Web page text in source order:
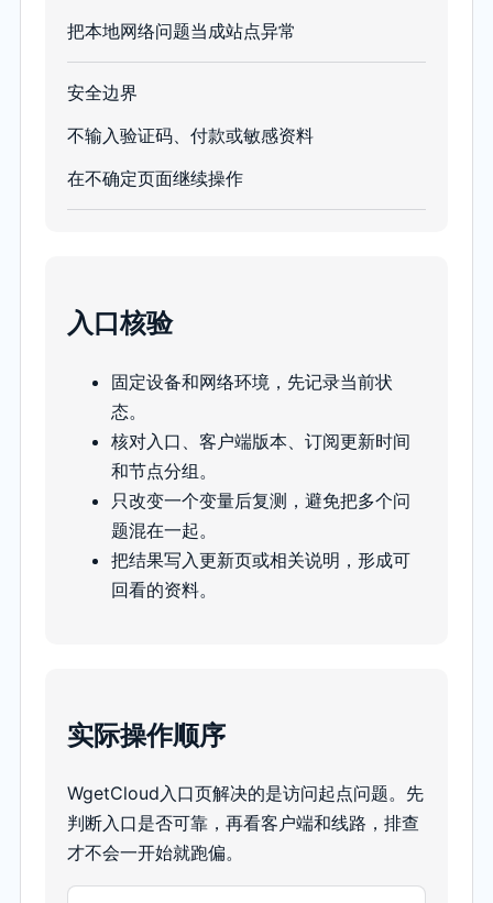
把本地网络问题当成站点异常
安全边界
不输入验证码、付款或敏感资料
在不确定页面继续操作
入口核验
固定设备和网络环境，先记录当前状
态。
核对入口、客户端版本、订阅更新时间
和节点分组。
只改变一个变量后复测，避免把多个问
题混在一起。
把结果写入更新页或相关说明，形成可
回看的资料。
实际操作顺序
WgetCloud入口页解决的是访问起点问题。先
判断入口是否可靠，再看客户端和线路，排查
才不会一开始就跑偏。